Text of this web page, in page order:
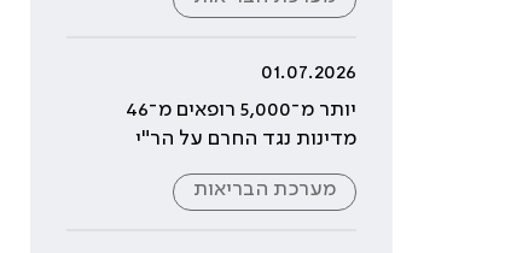
01.07.2026
יותר מ־5,000 רופאים מ־46
מדינות נגד החרם על הר"י
מערכת הבריאות